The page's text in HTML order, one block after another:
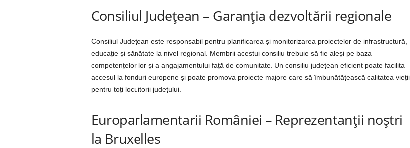
Consiliul Județean – Garanția dezvoltării regionale
Consiliul Județean este responsabil pentru planificarea și monitorizarea proiectelor de infrastructură,
educație și sănătate la nivel regional. Membrii acestui consiliu trebuie să fie aleși pe baza
competențelor lor și a angajamentului față de comunitate. Un consiliu județean eficient poate facilita
accesul la fonduri europene și poate promova proiecte majore care să îmbunătățească calitatea vieții
pentru toți locuitorii județului.
Europarlamentarii României – Reprezentanții noștri
la Bruxelles